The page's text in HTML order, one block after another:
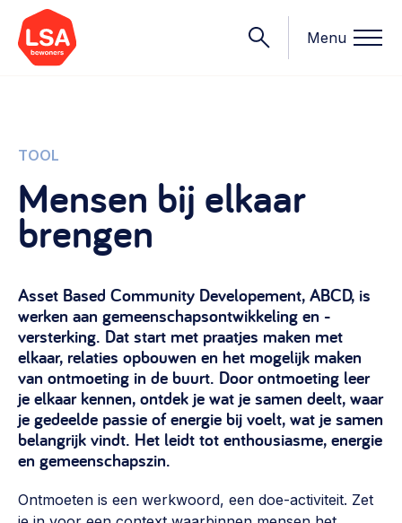
Menu
Onderwerpen
Starten van een initiatief
Rechtsvormen, positionering, organisatiemodellen >
Financiën
Financieringsvormen, administratie, begroting en omzet >
Organisatie en beheer
Bestuur, horeca, evenementen, verhuur en communicatie >
Vrijwilligers en medewerkers
Werving, contracten en vergoedingen, betaalde krachten
>
Eigen gebouw
Huren of kopen, maatschappelijk vastgoed,
Wat we doen
Contact
Nieuws
Opinie
Bijeenkomsten
Team
TOOL
Mensen bij elkaar
brengen
Asset Based Community Developement, ABCD, is
werken aan gemeenschapsontwikkeling en -
versterking. Dat start met praatjes maken met
elkaar, relaties opbouwen en het mogelijk maken
van ontmoeting in de buurt. Door ontmoeting leer
je elkaar kennen, ontdek je wat je samen deelt, waar
je gedeelde passie of energie bij voelt, wat je samen
belangrijk vindt. Het leidt tot enthousiasme, energie
en gemeenschapszin.
Ontmoeten is een werkwoord, een doe-activiteit. Zet